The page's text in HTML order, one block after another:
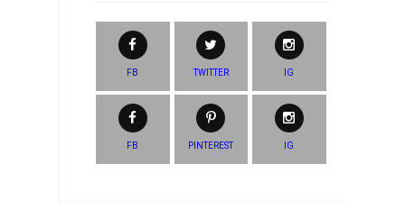
FB TWITTER IG
FB PINTEREST IG